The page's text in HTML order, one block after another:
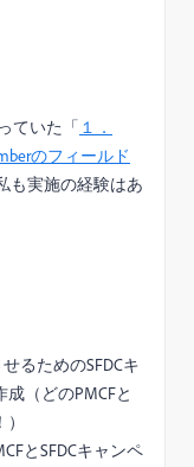
ていた「 １．
のフィールド
も実施の経験はあ
るためのSFDCキ
（どのPMCFと
とSFDCキャンペ